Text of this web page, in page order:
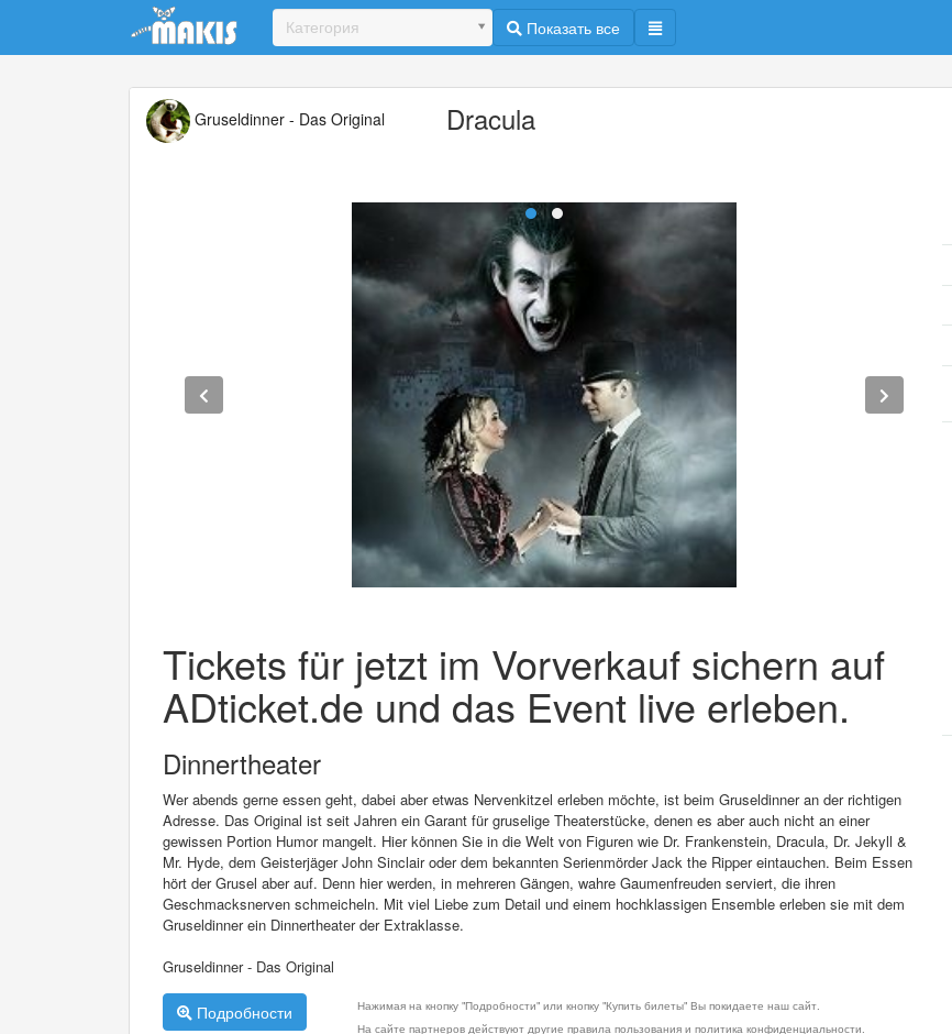
Update cookies preferences
Категория Показать все
Gruseldinner - Das Original Dracula
Tickets für jetzt im Vorverkauf sichern auf
ADticket.de und das Event live erleben.
Dinnertheater
Wer abends gerne essen geht, dabei aber etwas Nervenkitzel erleben möchte, ist beim Gruseldinner an der richtigen
Adresse. Das Original ist seit Jahren ein Garant für gruselige Theaterstücke, denen es aber auch nicht an einer
gewissen Portion Humor mangelt. Hier können Sie in die Welt von Figuren wie Dr. Frankenstein, Dracula, Dr. Jekyll &
Mr. Hyde, dem Geisterjäger John Sinclair oder dem bekannten Serienmörder Jack the Ripper eintauchen. Beim Essen
hört der Grusel aber auf. Denn hier werden, in mehreren Gängen, wahre Gaumenfreuden serviert, die ihren
Geschmacksnerven schmeicheln. Mit viel Liebe zum Detail und einem hochklassigen Ensemble erleben sie mit dem
Gruseldinner ein Dinnertheater der Extraklasse.
Gruseldinner - Das Original
Подробности
Нажимая на кнопку "Подробности" или кнопку "Купить билеты" Вы покидаете наш сайт.
На сайте партнеров действуют другие правила пользования и политика конфиденциальности.